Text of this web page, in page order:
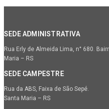
SEDE ADMINISTRATIVA
Rua Erly de Almeida Lima, n° 680.
Maria – RS
SEDE CAMPESTRE
Rua da ABS, Faixa de São Sepé.
Santa Maria – RS